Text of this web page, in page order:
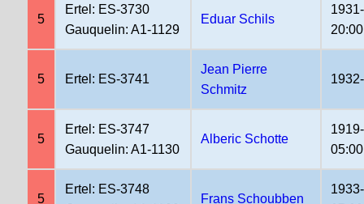
5
Ertel: ES-3730
Gauquelin: A1-1129
Eduar Schils
20:00
5 Ertel: ES-3741
Jean Pierre
Schmitz
5
Ertel: ES-3747
Gauquelin: A1-1130
Alberic Schotte
05:00
5
Ertel: ES-3748
Frans Schoubben